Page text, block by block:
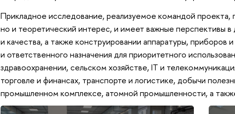
Прикладное исследование, реализуемое командой проекта,
но и теоретический интерес, и имеет важные перспективы
и качества, а также конструировании аппаратуры, приборов
и ответственного назначения для приоритетного
здравоохранении, сельском хозяйстве, IT и
торговле и финансах, транспорте и логистике, добычи
промышленном комплексе, атомной промышленности, а